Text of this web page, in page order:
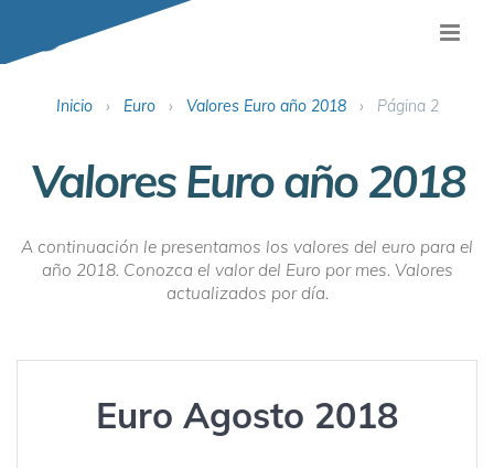
Inicio› Euro› Valores Euro año 2018› Página 2
Valores Euro año 2018
A continuación le presentamos los valores del euro para el
año 2018. Conozca el valor del Euro por mes. Valores
actualizados por día.
Euro Agosto 2018